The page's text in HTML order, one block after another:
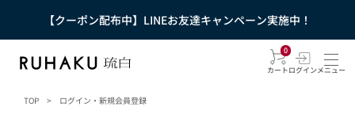
【クーポン配布中】LINEお友達キャンペーン実施中！
0
カートログインメニュー
TOP > ログイン・新規会員登録